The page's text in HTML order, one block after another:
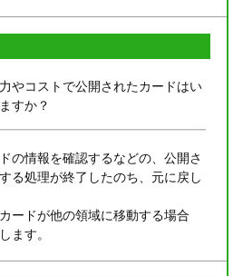
やコストで公開されたカードはい
すか？
の情報を確認するなどの、公開さ
る処理が終了したのち、元に戻し
ードが他の領域に移動する場合
ます。